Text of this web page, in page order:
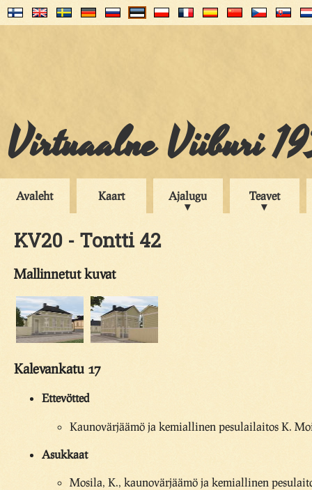
Virtuaalne Viiburi
Avaleht Kaart Ajalugu Teavet
KV20 - Tontti 42
Mallinnetut kuvat
Kalevankatu 17
Ettevötted
Kaunovärjäämö ja kemiallinen pesulailaitos K.
Asukkaat
Mosila, K., kaunovärjäämö ja kemiallinen